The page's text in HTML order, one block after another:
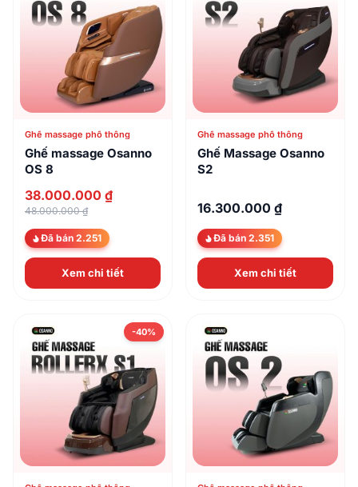
Ghế massage phổ thông
Ghế massage Osanno
OS 8
38.000.000 ₫
48.000.000 ₫
Đã bán 2.251
Xem chi tiết
Ghế massage phổ thông
Ghế Massage Osanno
S2
16.300.000 ₫
Đã bán 2.351
Xem chi tiết
-40%